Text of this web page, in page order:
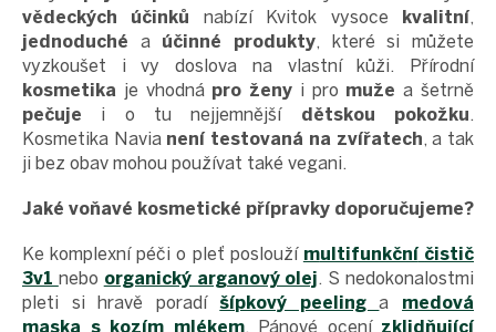
vědeckých účinků nabízí Kvitok vysoce kvalitní,
jednoduché a účinné produkty, které si můžete
vyzkoušet i vy doslova na vlastní kůži. Přírodní
kosmetika je vhodná pro ženy i pro muže a šetrně
pečuje i o tu nejjemnější dětskou pokožku.
Kosmetika Navia není testovaná na zvířatech, a tak
ji bez obav mohou používat také vegani.
Jaké voňavé kosmetické přípravky doporučujeme?
Ke komplexní péči o pleť poslouží multifunkční čistič
3v1 nebo organický arganový olej. S nedokonalostmi
pleti si hravě poradíšípkový peelinga medová
maska s kozím mlékem. Pánové ocení zklidňující